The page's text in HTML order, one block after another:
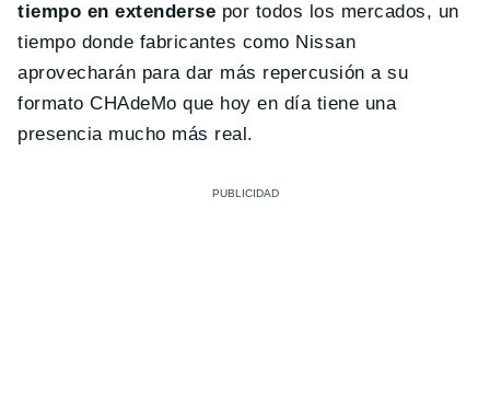
tiempo en extenderse por todos los mercados, un
tiempo donde fabricantes como Nissan
aprovecharán para dar más repercusión a su
formato CHAdeMo que hoy en día tiene una
presencia mucho más real.